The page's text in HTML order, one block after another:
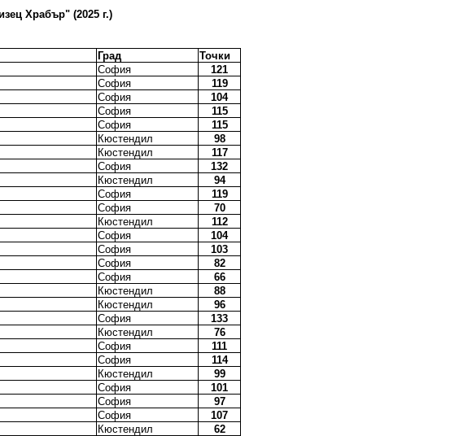
Храбър" (2025 г.)
Град
Точки
София
121
София
119
София
104
София
115
София
115
Кюстендил
98
Кюстендил
117
София
132
Кюстендил
94
София
119
София
70
Кюстендил
112
София
104
София
103
София
82
София
66
Кюстендил
88
Кюстендил
96
София
133
Кюстендил
76
София
111
София
114
Кюстендил
99
София
101
София
97
София
107
Кюстендил
62